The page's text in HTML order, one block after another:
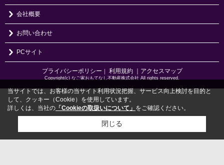
会社概要
お問い合わせ
PCサイト
プライバシーポリシー ｜ 利用規約 ｜アクセスマップ
Copyright(c) なご家おもてなし不動産株式会社 All rights reserved.
当サイトでは、お客様の当サイト利用状況把握、サービス向上検討を目的と
して、クッキー（Cookie）を使用しています。
詳しくは、当社の 「Cookieの取扱いについて」 をご確認ください。
閉じる